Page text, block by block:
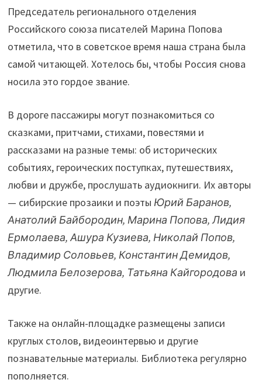
Председатель регионального отделения
Российского союза писателей Марина Попова
отметила, что в советское время наша страна была
самой читающей. Хотелось бы, чтобы Россия снова
носила это гордое звание.
В дороге пассажиры могут познакомиться со
сказками, притчами, стихами, повестями и
рассказами на разные темы: об исторических
событиях, героических поступках, путешествиях,
любви и дружбе, прослушать аудиокниги. Их авторы
— сибирские прозаики и поэты Юрий Баранов,
Анатолий Байбородин, Марина Попова, Лидия
Ермолаева, Ашура Кузиева, Николай Попов,
Владимир Соловьев, Константин Демидов,
Людмила Белозерова, Татьяна Кайгородова и
другие.
Также на онлайн-площадке размещены записи
круглых столов, видеоинтервью и другие
познавательные материалы. Библиотека регулярно
пополняется.